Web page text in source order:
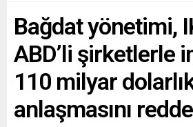
Bağdat yönetimi,
ABD’li şirketlerle
110 milyar
anlaşmasını